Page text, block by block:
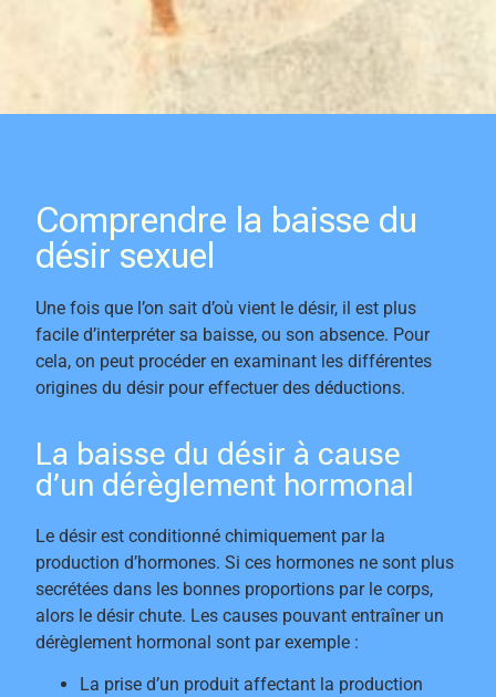
Comprendre la baisse du
désir sexuel
Une fois que l’on sait d’où vient le désir, il est plus
facile d’interpréter sa baisse, ou son absence. Pour
cela, on peut procéder en examinant les différentes
origines du désir pour effectuer des déductions.
La baisse du désir à cause
d’un dérèglement hormonal
Le désir est conditionné chimiquement par la
production d’hormones. Si ces hormones ne sont plus
secrétées dans les bonnes proportions par le corps,
alors le désir chute. Les causes pouvant entraîner un
dérèglement hormonal sont par exemple :
La prise d’un produit affectant la production